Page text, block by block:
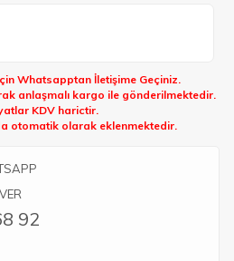
Whatsapptan İletişime Geçiniz.
anlaşmalı kargo ile gönderilmektedir.
KDV harictir.
otomatik olarak eklenmektedir.
92